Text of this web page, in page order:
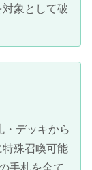
象として破
・デッキから
殊召喚可能